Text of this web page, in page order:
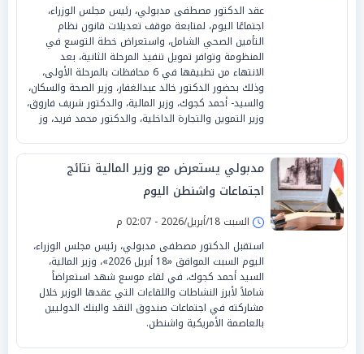
عقد الدكتور مصطفى مدبولي، رئيس مجلس الوزراء،
اجتماعًا اليوم، لمتابعة موقف تعديلات قانون نظام
التأمين الصحي الشامل، واستعراض خطة التوسع في
المنظومة وتوافر تمويل تنفيذ المرحلة الثانية، بعد
الانتهاء من تطبيقها في 6 محافظات بالمرحلة الأولى،
وذلك بحضور الدكتور خالد عبدالغفار، وزير الصحة والسكان،
والسيد- أحمد كجوك، وزير المالية، والدكتور شريف فاروق،
وزير التموين والتجارة الداخلية، والدكتور محمد فريد، وز
مدبولي يستعرض مع وزير المالية نتائج
اجتماعات واشنطن اليوم
السبت 18/أبريل/2026 - 02:07 م
استقبل الدكتور مصطفى مدبولي، رئيس مجلس الوزراء،
اليوم السبت الموافق «18 أبريل 2026»، وزير المالية،
السيد أحمد كجوك، في لقاء موسع شهد استعراضاً
شاملاً لأبرز النشاطات واللقاءات التي عقدها الوزير خلال
مشاركته في اجتماعات صندوق النقد والبنك الدوليين
بالعاصمة الأمريكية واشنطن.